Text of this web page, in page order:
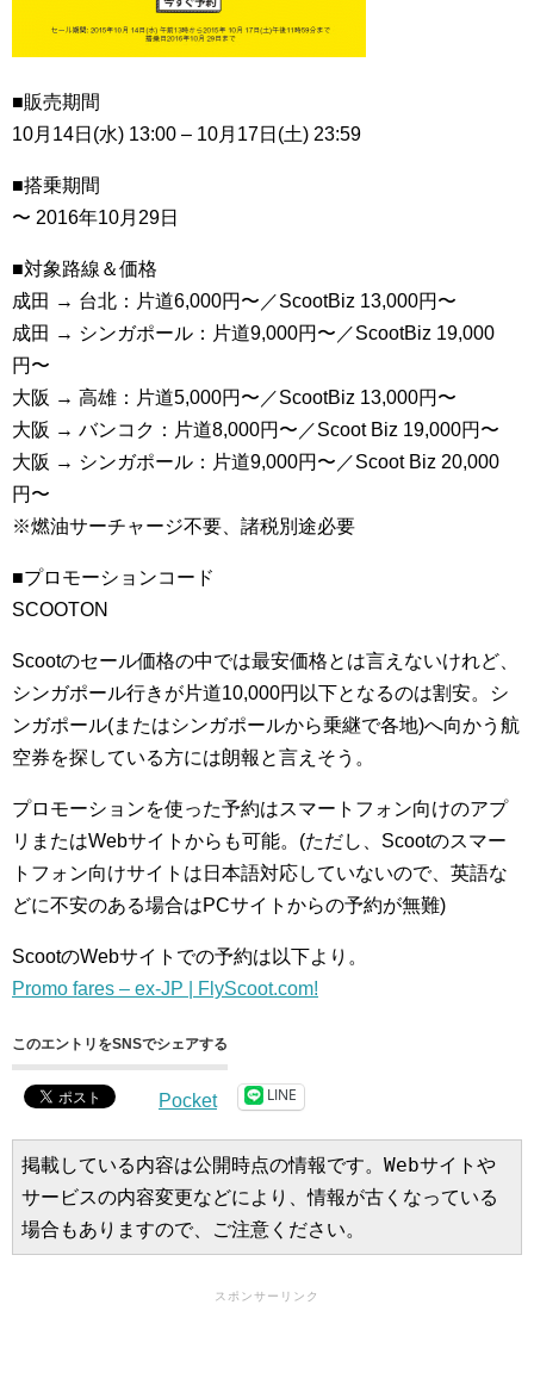
■販売期間
10月14日(水) 13:00 – 10月17日(土) 23:59
■搭乗期間
〜 2016年10月29日
■対象路線＆価格
成田 → 台北：片道6,000円〜／ScootBiz 13,000円〜
成田 → シンガポール：片道9,000円〜／ScootBiz 19,000
円〜
大阪 → 高雄：片道5,000円〜／ScootBiz 13,000円〜
大阪 → バンコク：片道8,000円〜／Scoot Biz 19,000円〜
大阪 → シンガポール：片道9,000円〜／Scoot Biz 20,000
円〜
※燃油サーチャージ不要、諸税別途必要
■プロモーションコード
SCOOTON
Scootのセール価格の中では最安価格とは言えないけれど、
シンガポール行きが片道10,000円以下となるのは割安。シ
ンガポール(またはシンガポールから乗継で各地)へ向かう航
空券を探している方には朗報と言えそう。
プロモーションを使った予約はスマートフォン向けのアプ
リまたはWebサイトからも可能。(ただし、Scootのスマー
トフォン向けサイトは日本語対応していないので、英語な
どに不安のある場合はPCサイトからの予約が無難)
ScootのWebサイトでの予約は以下より。
Promo fares – ex-JP | FlyScoot.com!
このエントリをSNSでシェアする
Pocket LINE
掲載している内容は公開時点の情報です。Webサイトや
サービスの内容変更などにより、情報が古くなっている
場合もありますので、ご注意ください。
スポンサーリンク